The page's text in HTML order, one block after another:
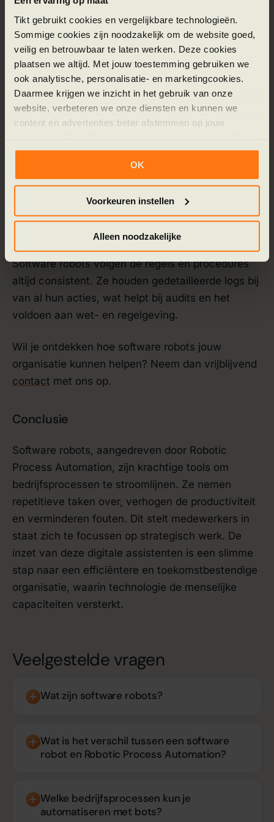
Tikt gebruikt cookies en vergelijkbare technologieën.
Sommige cookies zijn noodzakelijk om de website goed,
veilig en betrouwbaar te laten werken. Deze cookies
plaatsen we altijd. Met jouw toestemming gebruiken we
ook analytische, personalisatie- en marketingcookies.
Daarmee krijgen we inzicht in het gebruik van onze
website, verbeteren we onze diensten en kunnen we
content en advertenties beter afstemmen op jouw
externe partners.
Klik op ‘OK’ om alle cookies te accepteren. Kies ‘Alleen
noodzakelijk’ om alleen noodzakelijke cookies toe te
kiezen welke cookies je accepteert. Je kunt je keuze op
ieder moment wijzigen via onze cookie-instellingen. Meer
informatie vind je in onscookiebeleid en onze
privacyverklaring.
OK
Voorkeuren instellen
Alleen noodzakelijke
Menselijke fouten, zoals typefouten of het
verkeerd interpreteren van data, worden
geëlimineerd. Dit leidt tot een hogere datakwaliteit
en betrouwbaardere resultaten.
Kostenbesparing
operationele kosten aanzienlijk worden verlaagd.
De investering in RPA software verdient zich vaak
snel terug door de gerealiseerde efficiëntie.
Betere compliance
Software robots volgen de regels en procedures
altijd consistent. Ze houden gedetailleerde logs bij
van al hun acties, wat helpt bij audits en het
voldoen aan wet- en regelgeving.
Wil je ontdekken hoe software robots jouw
organisatie kunnen helpen? Neem dan vrijblijvend
contact met ons op.
Conclusie
Software robots, aangedreven door Robotic
Process Automation, zijn krachtige tools om
bedrijfsprocessen te stroomlijnen. Ze nemen
repetitieve taken over, verhogen de productiviteit
en verminderen fouten. Dit stelt medewerkers in
staat zich te focussen op strategisch werk. De
inzet van deze digitale assistenten is een slimme
stap naar een efficiëntere en toekomstbestendige
organisatie, waarin technologie de menselijke
capaciteiten versterkt.
Veelgestelde vragen
Wat zijn software robots?
Wat is het verschil tussen een software
robot en Robotic Process Automation?
Welke bedrijfsprocessen kun je
automatiseren met bots?